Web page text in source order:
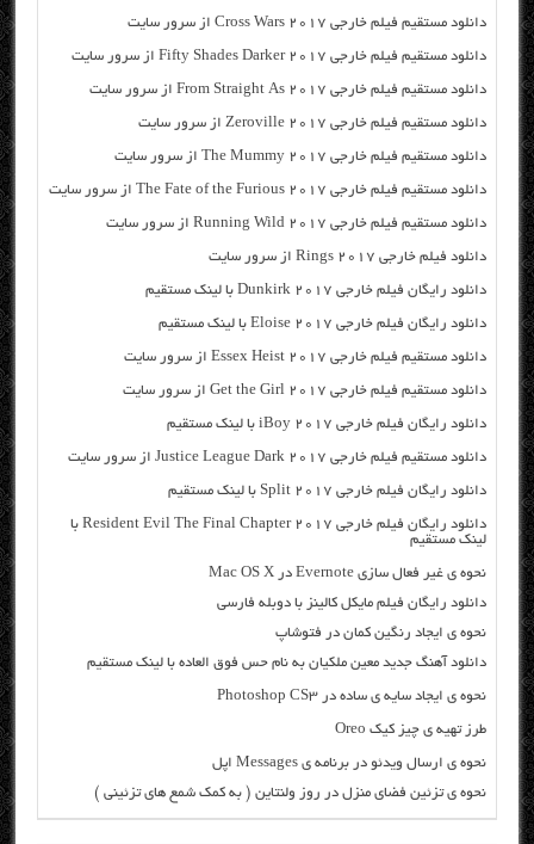
دانلود مستقیم فیلم خارجی Cross Wars 2017 از سرور سایت
دانلود مستقیم فیلم خارجی Fifty Shades Darker 2017 از سرور سایت
دانلود مستقیم فیلم خارجی From Straight As 2017 از سرور سایت
دانلود مستقیم فیلم خارجی Zeroville 2017 از سرور سایت
دانلود مستقیم فیلم خارجی The Mummy 2017 از سرور سایت
دانلود مستقیم فیلم خارجی The Fate of the Furious 2017 از سرور سایت
دانلود مستقیم فیلم خارجی Running Wild 2017 از سرور سایت
دانلود فیلم خارجی Rings 2017 از سرور سایت
دانلود رایگان فیلم خارجی Dunkirk 2017 با لینک مستقیم
دانلود رایگان فیلم خارجی Eloise 2017 با لینک مستقیم
دانلود مستقیم فیلم خارجی Essex Heist 2017 از سرور سایت
دانلود مستقیم فیلم خارجی Get the Girl 2017 از سرور سایت
دانلود رایگان فیلم خارجی iBoy 2017 با لینک مستقیم
دانلود مستقیم فیلم خارجی Justice League Dark 2017 از سرور سایت
دانلود رایگان فیلم خارجی Split 2017 با لینک مستقیم
دانلود رایگان فیلم خارجی Resident Evil The Final Chapter 2017 با
لینک مستقیم
نحوه ی غیر فعال سازی Evernote در Mac OS X
دانلود رایگان فیلم مایکل کالینز با دوبله فارسی
نحوه ی ایجاد رنگین کمان در فتوشاپ
دانلود آهنگ جدید معین ملکیان به نام حس فوق العاده با لینک مستقیم
نحوه ی ایجاد سایه ی ساده در Photoshop CS3
طرز تهیه ی چیز کیک Oreo
نحوه ی ارسال ویدئو در برنامه ی Messages اپل
نحوه ي تزئین فضای منزل در روز ولنتاین ( به کمک شمع های تزئینی )